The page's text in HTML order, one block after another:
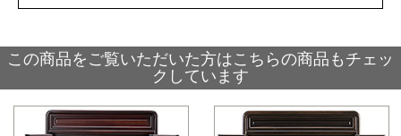
この商品をご覧いただいた方はこちらの商品もチェッ
クしています